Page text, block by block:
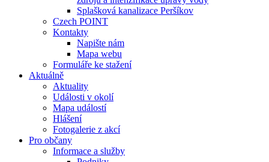
Splašková kanalizace Peršíkov
Czech POINT
Kontakty
Napište nám
Mapa webu
Formuláře ke stažení
Aktuálně
Aktuality
Události v okolí
Mapa událostí
Hlášení
Fotogalerie z akcí
Pro občany
Informace a služby